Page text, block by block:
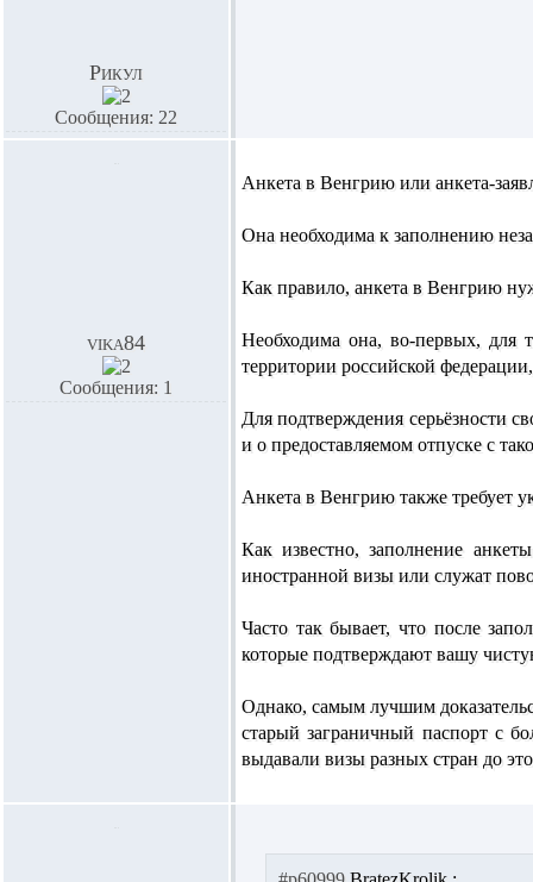
Рикул
Сообщения: 22
vika84
Сообщения: 1
Анкета в Венгрию или анкета-
Она необходима к заполнению
Как правило, анкета в Венгрию
Необходима она, во-первых, для
территории российской
Для подтверждения серьёзности
и о предоставляемом отпуске с
Анкета в Венгрию также требует
Как известно, заполнение
иностранной визы или служат
Часто так бывает, что после
которые подтверждают вашу
Однако, самым лучшим
старый заграничный паспорт с
выдавали визы разных стран до